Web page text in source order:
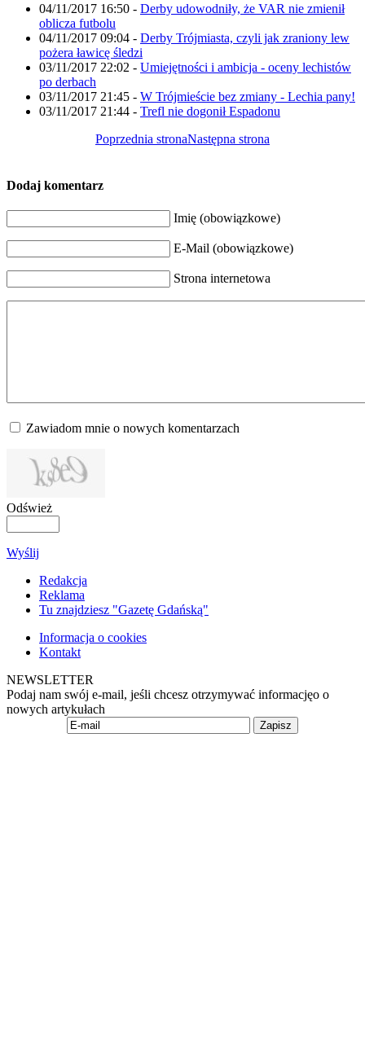
04/11/2017 16:50 - Derby udowodniły, że VAR nie zmienił
oblicza futbolu
04/11/2017 09:04 - Derby Trójmiasta, czyli jak zraniony lew
pożera ławicę śledzi
03/11/2017 22:02 - Umiejętności i ambicja - oceny lechistów
po derbach
03/11/2017 21:45 - W Trójmieście bez zmiany - Lechia pany!
03/11/2017 21:44 - Trefl nie dogonił Espadonu
Poprzednia stronaNastępna strona
Dodaj komentarz
Imię (obowiązkowe)
E-Mail (obowiązkowe)
Strona internetowa
Zawiadom mnie o nowych komentarzach
Odśwież
Wyślij
Redakcja
Reklama
Tu znajdziesz "Gazetę Gdańską"
Informacja o cookies
Kontakt
NEWSLETTER
Podaj nam swój e-mail, jeśli chcesz otrzymywać informacjęo o
nowych artykułach
Zapisz